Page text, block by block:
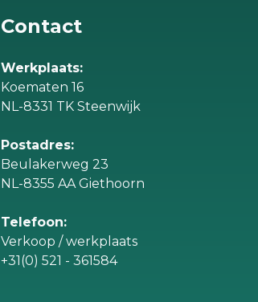
Contact
Werkplaats:
Koematen 16
NL-8331 TK Steenwijk
Postadres:
Beulakerweg 23
NL-8355 AA Giethoorn
Telefoon:
Verkoop / werkplaats
+31(0) 521 - 361584